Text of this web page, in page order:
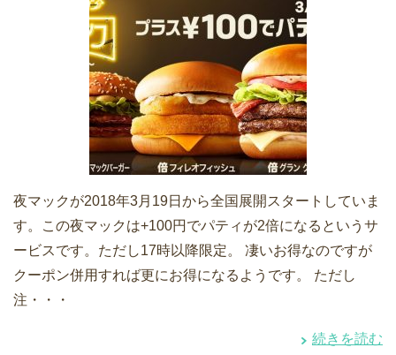
夜マックが2018年3月19日から全国展開スタートしていま
す。この夜マックは+100円でパティが2倍になるというサ
ービスです。ただし17時以降限定。 凄いお得なのですが
クーポン併用すれば更にお得になるようです。 ただし
注・・・
続きを読む